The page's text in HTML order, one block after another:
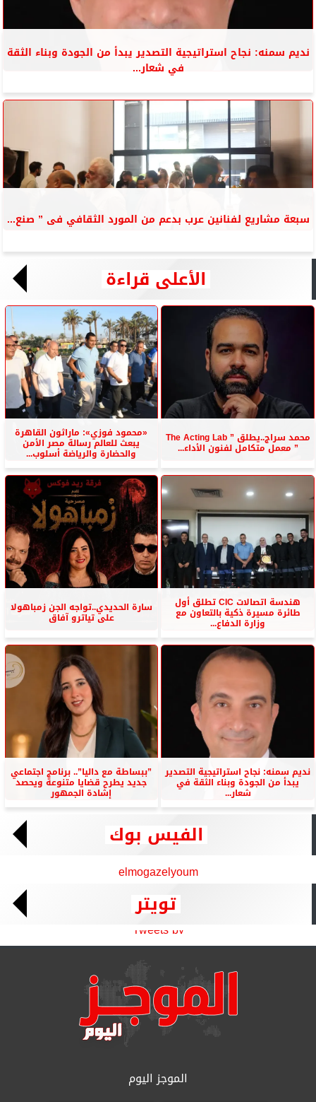
نديم سمنه: نجاح استراتيجية التصدير يبدأ من الجودة وبناء الثقة
في شعار...
سبعة مشاريع لفنانين عرب بدعم من المورد الثقافي فى ” صنع...
الأعلى قراءة
محمد سراج..يطلق ” The Acting Lab
” معمل متكامل لفنون الأداء...
«محمود فوزي»: ماراثون القاهرة
يبعث للعالم رسالة مصر الأمن
والحضارة والرياضة أسلوب...
هندسة اتصالات CIC تطلق أول
طائرة مسيرة ذكية بالتعاون مع
وزارة الدفاع...
سارة الحديدي..تواجه الجن زمباهولا
على تياترو آفاق
نديم سمنه: نجاح استراتيجية التصدير
يبدأ من الجودة وبناء الثقة في
شعار...
”ببساطة مع داليا”.. برنامج اجتماعي
جديد يطرح قضايا متنوعة ويحصد
إشادة الجمهور
الفيس بوك
elmogazelyoum
تويتر
Tweets by
الموجز اليوم